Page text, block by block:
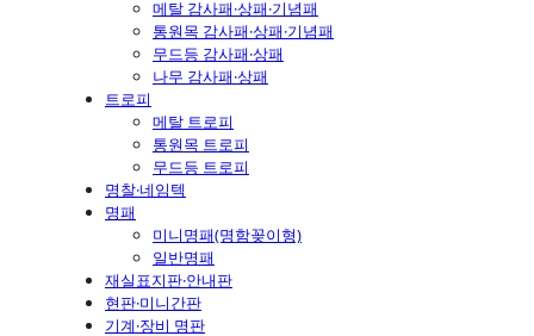
메탈 감사패·상패·기념패
통원목 감사패·상패·기념패
무드등 감사패·상패
나무 감사패·상패
트로피
메탈 트로피
통원목 트로피
무드등 트로피
명찰·네임텍
명패
미니명패(명함꽂이형)
일반명패
재실표지판·안내판
현판·미니간판
기계·장비 명판